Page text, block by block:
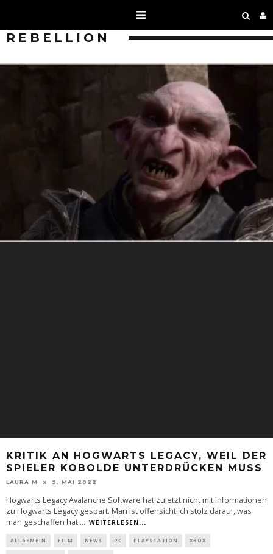
REBELLION
KRITIK AN HOGWARTS LEGACY, WEIL DER
SPIELER KOBOLDE UNTERDRÜCKEN MUSS
LAURA M 9. MAI 2022
Hogwarts Legacy Avalanche Software hat zuletzt nicht mit Informationen
zu Hogwarts Legacy gespart. Man ist offensichtlich stolz darauf, was
man geschaffen hat ... WEITERLESEN...
ALLGEMEIN FILM NEWS PC PLAYSTATION XBOX